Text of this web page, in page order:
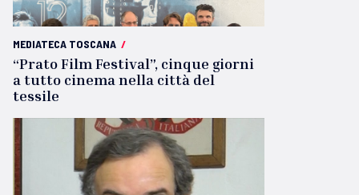
MEDIATECA TOSCANA /
“Prato Film Festival”, cinque giorni
a tutto cinema nella città del
tessile